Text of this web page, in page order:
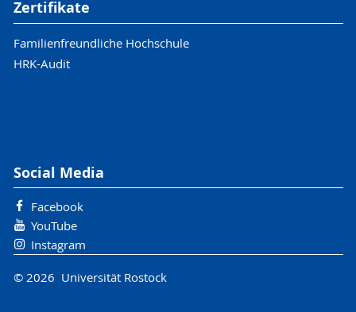
Zertifikate
Familienfreundliche Hochschule
HRK-Audit
Social Media
Facebook
YouTube
Instagram
© 2026 Universität Rostock